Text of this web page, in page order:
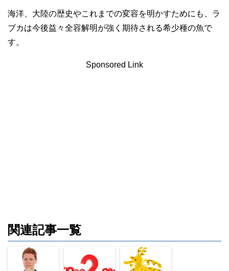
海洋、大陸の歴史やこれまでの変容を明かすためにも、ラ
ブカは今後益々全容解明が強く期待される希少種の魚で
す。
Sponsored Link
関連記事一覧